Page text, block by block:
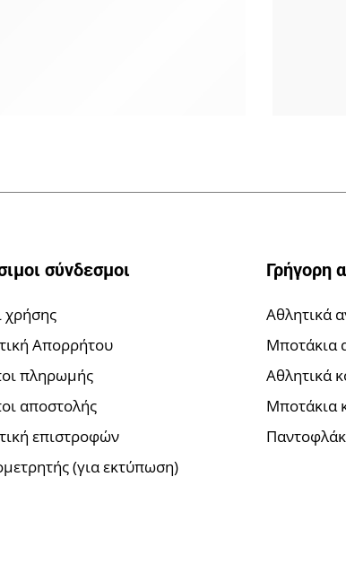
σύνδεσμοι
χρήσης
Απορρήτου
πληρωμής
αποστολής
επιστροφών
(για εκτύπωση)
Γρήγορη
Αθλητικά
Μποτάκια
Αθλητικά
Μποτάκια